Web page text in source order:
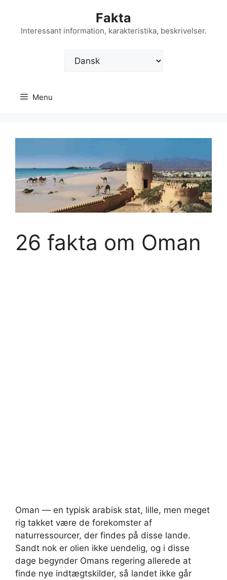
indhold
Fakta
Interessant information, karakteristika, beskrivelser.
Vælg
sprog
Menu
26 fakta om Oman
Oman — en typisk arabisk stat, lille, men meget
rig takket være de forekomster af
naturressourcer, der findes på disse lande.
Sandt nok er olien ikke uendelig, og i disse
dage begynder Omans regering allerede at
finde nye indtægtskilder, så landet ikke går